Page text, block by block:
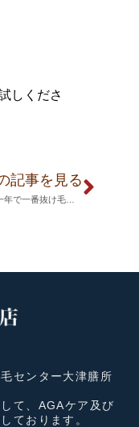
しくださ
記事を見る
秋～冬は一年で一番抜け毛が気になる季節
センター大津膳所
て、AGAケア及び
ております。